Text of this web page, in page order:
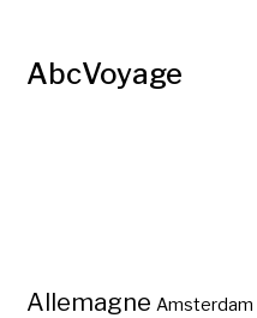
AbcVoyage
Allemagne Amsterdam